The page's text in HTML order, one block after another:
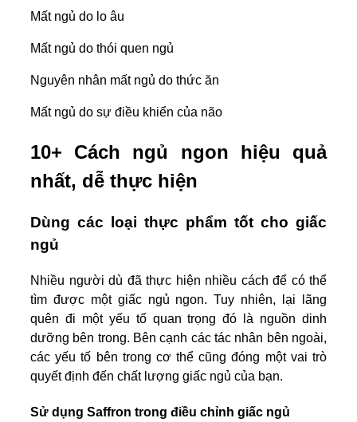
Mất ngủ do lo âu
Mất ngủ do thói quen ngủ
Nguyên nhân mất ngủ do thức ăn
Mất ngủ do sự điều khiển của não
10+ Cách ngủ ngon hiệu quả
nhất, dễ thực hiện
Dùng các loại thực phẩm tốt cho giấc
ngủ
Nhiều người dù đã thực hiện nhiều cách để có thể
tìm được một giấc ngủ ngon. Tuy nhiên, lại lãng
quên đi một yếu tố quan trọng đó là nguồn dinh
dưỡng bên trong. Bên cạnh các tác nhân bên ngoài,
các yếu tố bên trong cơ thể cũng đóng một vai trò
quyết định đến chất lượng giấc ngủ của bạn.
Sử dụng Saffron trong điều chỉnh giấc ngủ